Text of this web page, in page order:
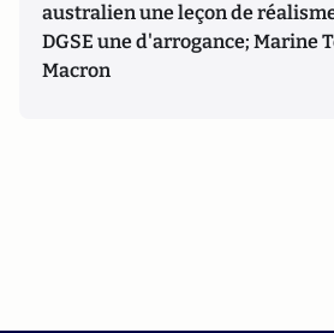
australien une leçon de
DGSE une d'arrogance; Marine
Macron